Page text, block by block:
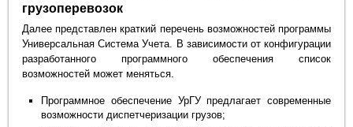
грузоперевозок
Далее представлен краткий перечень возможностей программы
Универсальная Система Учета. В зависимости от конфигурации
разработанного программного обеспечения список
возможностей может меняться.
Программное обеспечение УрГУ предлагает современные
возможности диспетчеризации грузов;